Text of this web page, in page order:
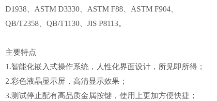
D1938、ASTM D3330、ASTM F88、ASTM F904、
QB/T2358、QB/T1130、JIS P8113。
主要特点
1.智能化嵌入式操作系统，人性化界面设计，所见即所得；
2.彩色液晶显示屏，高清显示效果；
3.测试停止配有高品质金属按键，使用上更加方便快捷；